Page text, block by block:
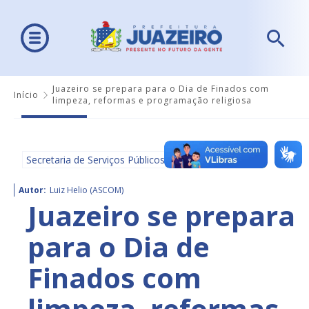
Início
Juazeiro se prepara para o Dia de Finados com
limpeza, reformas e programação religiosa
Secretaria de Serviços Públicos
Autor: Luiz Helio (ASCOM)
Juazeiro se prepara
para o Dia de
Finados com